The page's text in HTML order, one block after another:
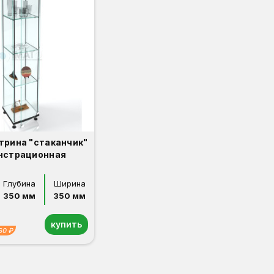
"стаканчик"
Глубина
350 мм
Ширина
350 мм
₽
купить